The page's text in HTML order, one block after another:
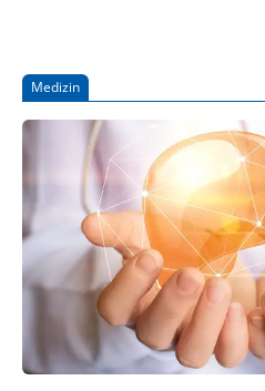
Risiko für leberassoziierte
in Deutschland jetzt eine
für Patient:innen mit MASH
Dysfunktion-assoziierter
fortgeschrittener
Medizin